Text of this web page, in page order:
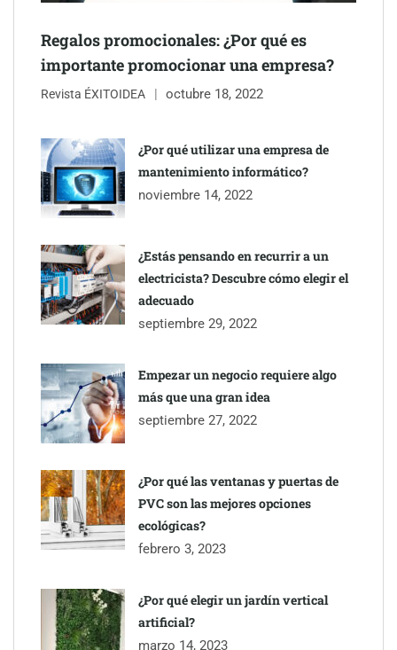
Última llamada: los destinos con las mayores caídas de precios
TBKids impulsa su expansión nacional con un modelo de
franquicia que redefine la educación tecnológica
la seguridad en las carreteras, según SMA Road Safety
Regalos promocionales: ¿Por qué es
importante promocionar una empresa?
Revista ÉXITOIDEA octubre 18, 2022
¿Por qué utilizar una empresa de
mantenimiento informático?
noviembre 14, 2022
¿Estás pensando en recurrir a un
electricista? Descubre cómo elegir el
adecuado
septiembre 29, 2022
Empezar un negocio requiere algo
más que una gran idea
septiembre 27, 2022
¿Por qué las ventanas y puertas de
PVC son las mejores opciones
ecológicas?
febrero 3, 2023
¿Por qué elegir un jardín vertical
artificial?
marzo 14, 2023